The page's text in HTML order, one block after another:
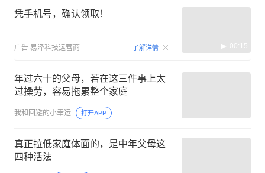
凭手机号，确认领取！
广告 易泽科技运营商 了解详情 00:15
年过六十的父母，若在这三件事上太
过操劳，容易拖累整个家庭
我和回避的小幸运 打开APP
真正拉低家庭体面的，是中年父母这
四种活法